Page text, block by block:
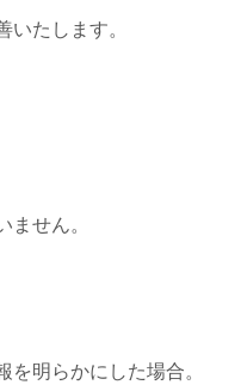
たします。
せん。
明らかにした場合。